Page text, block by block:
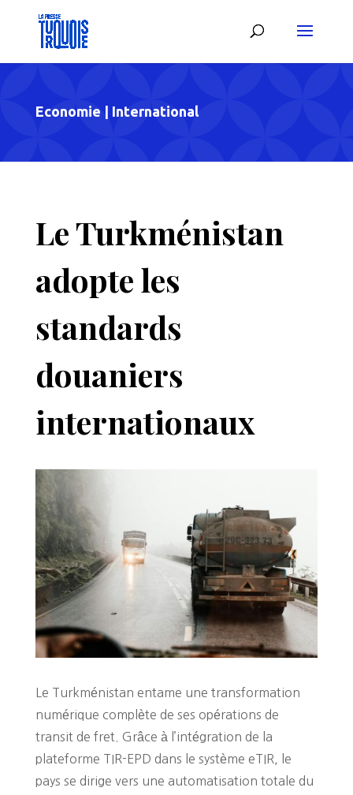
Economie International
Le Turkménistan
adopte les
standards
douaniers
internationaux
Le Turkménistan entame une transformation
numérique complète de ses opérations de
transit de fret. Grâce à l’intégration de la
plateforme TIR-EPD dans le système eTIR, le
pays se dirige vers une automatisation totale du